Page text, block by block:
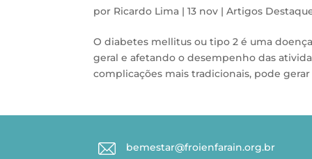
por Ricardo Lima |13 nov |Artigos
O diabetes mellitus ou tipo 2 é uma
geral e afetando o desempenho das
complicações mais tradicionais, pode
bemestar@froienfarain.org.br